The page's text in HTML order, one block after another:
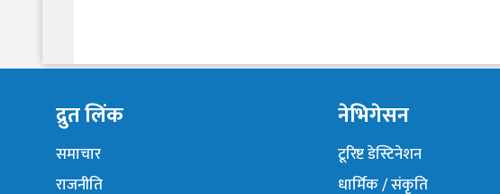
द्रुत लिंक
समाचार
राजनीति
नेभिगेसन
टूरिष्ट डेस्टिनेशन
धार्मिक / संकृति